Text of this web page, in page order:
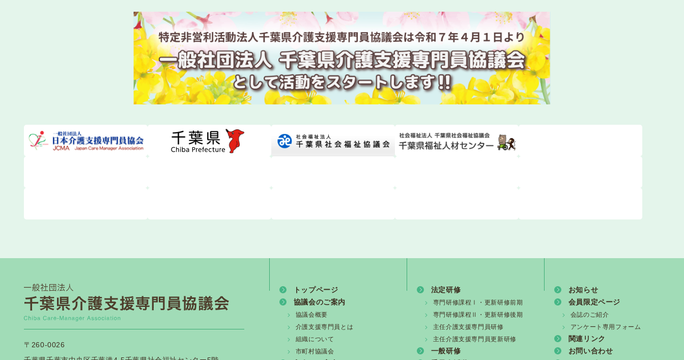
新着情報 令和8年度 専門研修Ⅱ・更新研修後期【第１期】W2コースの皆様へ
法定研修 令和８年度主任介護支援専門員研修 研修日程の一部変更について
法定研修 令和８年度主任介護支援専門員更新研修第１期の受講決定通知発送について
関係団体等から 日本介護支援専門員協会からのお知らせ
関係団体等から 東京都介護支援専門員研究協議会からのお知らせ【第１８回研究大会・活動報告会】
2026.06.03 関係団体等から 【日本介護支援専門員協会】埼玉県川口市における介護支援専門員の殺害事件について 声明
2026.06.01 令和８年度主任介護支援専門員研修の開催について
令和8年度 専門研修課程Ⅰ・更新研修前期【第1期】受講の皆様へ
〒260-0026
トップページ
協議会のご案内
協議会概要
介護支援専門員とは
組織について
市町村協議会
法定研修
専門研修課程Ⅰ・更新研修前期
専門研修課程Ⅱ・更新研修後期
主任介護支援専門員研修
主任介護支援専門員更新研修
一般研修
お知らせ
会員限定ページ
会誌のご紹介
アンケート専用フォーム
関連リンク
お問い合わせ